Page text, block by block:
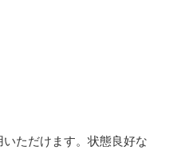
ただけます。状態良好な